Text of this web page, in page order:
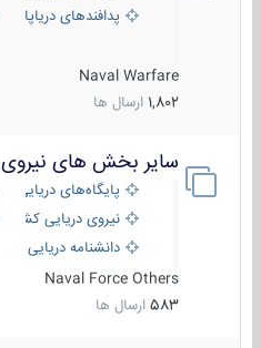
پدافندهای دریاپایه
Naval Warfare
1,802 ارسال ها
سایر بخش های نیروی
پایگاه‌های دریایی
نیروی دریایی
دانشنامه دریایی کپی
Naval Force Others
583 ارسال ها